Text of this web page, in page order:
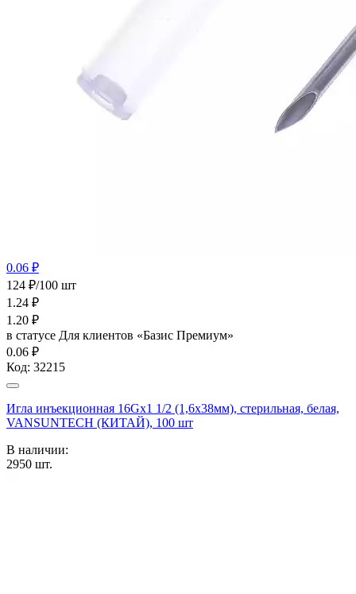
0.06 ₽
124 ₽/100 шт
1.24 ₽
1.20 ₽
в статусе Для клиентов «Базис Премиум»
0.06 ₽
Код: 32215
Игла инъекционная 16Gх1 1/2 (1,6х38мм), стерильная, белая,
VANSUNTECH (КИТАЙ), 100 шт
В наличии:
2950 шт.